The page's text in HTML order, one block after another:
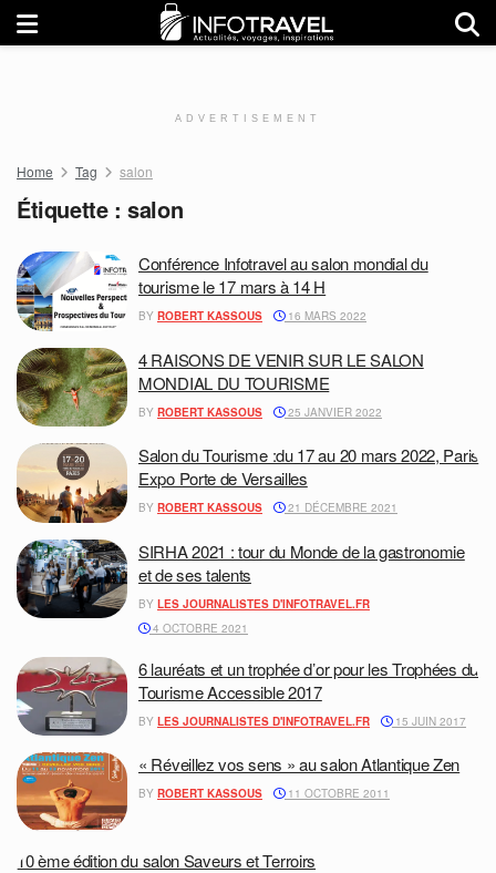
ADVERTISEMENT
Home Tag salon
Étiquette :salon
Conférence Infotravel au salon mondial du
tourisme le 17 mars à 14 H
BY ROBERT KASSOUS 16 MARS 2022
4 RAISONS DE VENIR SUR LE SALON
MONDIAL DU TOURISME
BY ROBERT KASSOUS 25 JANVIER 2022
Salon du Tourisme :du 17 au 20 mars 2022, Paris
Expo Porte de Versailles
BY ROBERT KASSOUS 21 DÉCEMBRE 2021
SIRHA 2021 : tour du Monde de la gastronomie
et de ses talents
BY LES JOURNALISTES D'INFOTRAVEL.FR
4 OCTOBRE 2021
6 lauréats et un trophée d’or pour les Trophées du
Tourisme Accessible 2017
BY LES JOURNALISTES D'INFOTRAVEL.FR 15 JUIN 2017
« Réveillez vos sens » au salon Atlantique Zen
BY ROBERT KASSOUS 11 OCTOBRE 2011
10 ème édition du salon Saveurs et Terroirs